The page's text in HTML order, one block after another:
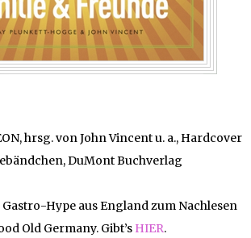
hrsg. von John Vincent u. a., Hardcover
DuMont Buchverlag
Hype aus England zum Nachlesen
Old Germany. Gibt’s HIER.